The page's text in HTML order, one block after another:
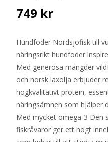
749 kr
Hundfoder Nordsjöfisk till
näringsrikt hundfoder
Med generösa mängder
och norsk laxolja erbjuder
högkvalitativt protein,
näringsämnen som hjälper
Med mycket omega-3 Den
fiskråvaror ger ett högt